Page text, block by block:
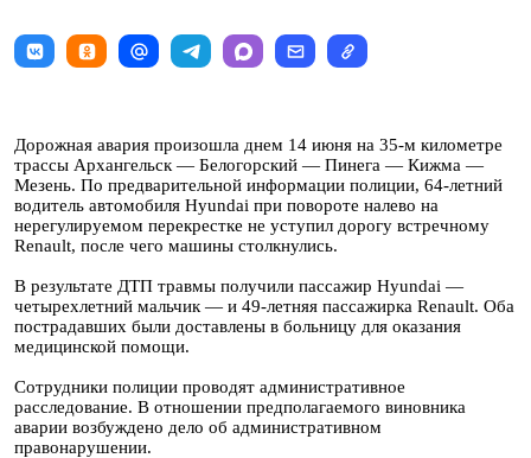
Дорожная авария произошла днем 14 июня на 35-м километре
трассы Архангельск — Белогорский — Пинега — Кижма —
Мезень. По предварительной информации полиции, 64-летний
водитель автомобиля Hyundai при повороте налево на
нерегулируемом перекрестке не уступил дорогу встречному
Renault, после чего машины столкнулись.
В результате ДТП травмы получили пассажир Hyundai —
четырехлетний мальчик — и 49-летняя пассажирка Renault. Оба
пострадавших были доставлены в больницу для оказания
медицинской помощи.
Сотрудники полиции проводят административное
расследование. В отношении предполагаемого виновника
аварии возбуждено дело об административном
правонарушении.